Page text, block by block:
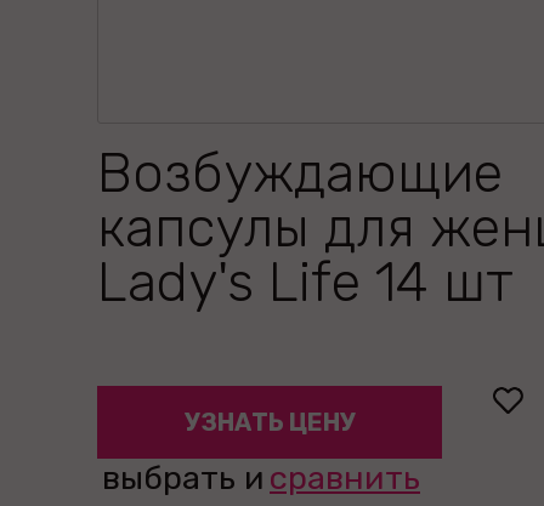
Возбуждающие
капсулы для
Lady's Life 14 шт
УЗНАТЬ ЦЕНУ
выбрать и сравнить